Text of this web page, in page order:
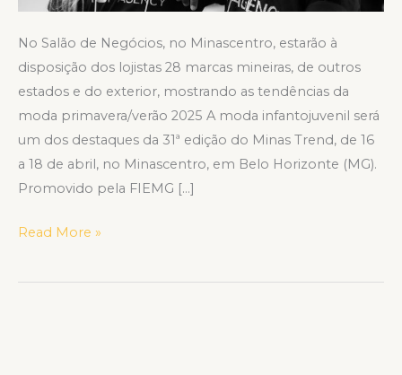
No Salão de Negócios, no Minascentro, estarão à
disposição dos lojistas 28 marcas mineiras, de outros
estados e do exterior, mostrando as tendências da
moda primavera/verão 2025 A moda infantojuvenil será
um dos destaques da 31ª edição do Minas Trend, de 16
a 18 de abril, no Minascentro, em Belo Horizonte (MG).
Promovido pela FIEMG […]
nacional
Read More »